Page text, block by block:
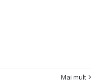
Mai mult